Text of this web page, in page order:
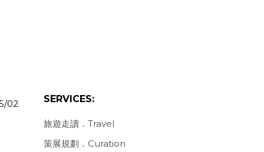
02 SERVICES:
旅遊走讀．Travel
策展規劃．Curation